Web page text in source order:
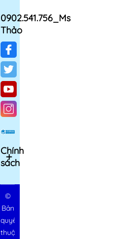
0902.541.756_Ms
Thảo
Chính
sách
©
Bản
quyền
thuộc